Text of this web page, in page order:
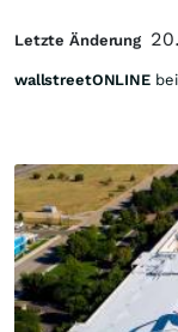
Letzte Änderung
wallstreetONLINE bei